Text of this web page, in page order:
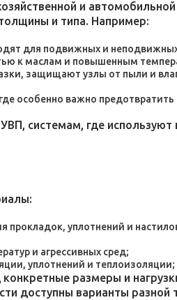
и автомобильной
и типа. Например:
для подвижных и
к маслам и повышенным
защищают узлы от пыли и
особенно важно
системам, где используют
уплотнений и
и агрессивных сред;
уплотнений и теплоизоляции;
размеры и
доступны варианты разной